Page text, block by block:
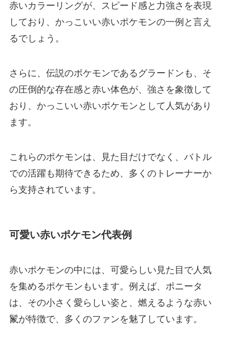
赤いカラーリングが、スピード感と力強さを表現
しており、かっこいい赤いポケモンの一例と言え
るでしょう。
さらに、伝説のポケモンであるグラードンも、そ
の圧倒的な存在感と赤い体色が、強さを象徴して
おり、かっこいい赤いポケモンとして人気があり
ます。
これらのポケモンは、見た目だけでなく、バトル
での活躍も期待できるため、多くのトレーナーか
ら支持されています。
可愛い赤いポケモン代表例
赤いポケモンの中には、可愛らしい見た目で人気
を集めるポケモンもいます。例えば、ポニータ
は、その小さく愛らしい姿と、燃えるような赤い
鬣が特徴で、多くのファンを魅了しています。